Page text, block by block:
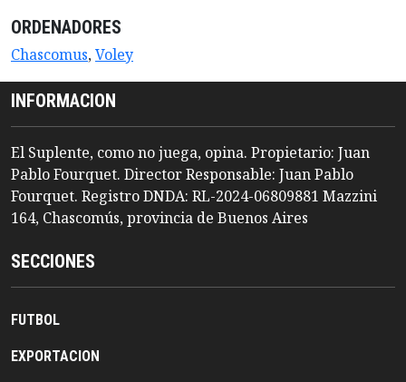
ORDENADORES
Chascomus,Voley
INFORMACION
El Suplente, como no juega, opina. Propietario: Juan
Pablo Fourquet. Director Responsable: Juan Pablo
Fourquet. Registro DNDA: RL-2024-06809881 Mazzini
164, Chascomús, provincia de Buenos Aires
SECCIONES
FUTBOL
EXPORTACION